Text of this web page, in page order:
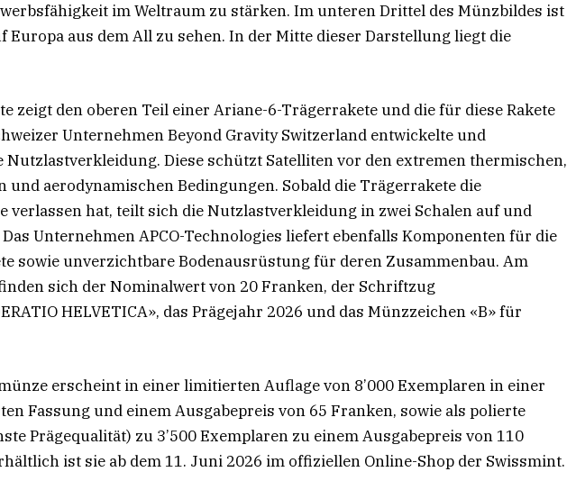
im Weltraum zu stärken. Im unteren Drittel des Münzbildes ist
Europa aus dem All zu sehen. In der Mitte dieser Darstellung liegt die
zeigt den oberen Teil einer Ariane-6-Trägerrakete und die für diese Rakete
Unternehmen Beyond Gravity Switzerland entwickelte und
Nutzlastverkleidung. Diese schützt Satelliten vor den extremen thermischen,
und aerodynamischen Bedingungen. Sobald die Trägerrakete die
verlassen hat, teilt sich die Nutzlastverkleidung in zwei Schalen auf und
Unternehmen APCO-Technologies liefert ebenfalls Komponenten für die
sowie unverzichtbare Bodenausrüstung für deren Zusammenbau. Am
sich der Nominalwert von 20 Franken, der Schriftzug
HELVETICA», das Prägejahr 2026 und das Münzzeichen «B» für
erscheint in einer limitierten Auflage von 8’000 Exemplaren in einer
Fassung und einem Ausgabepreis von 65 Franken, sowie als polierte
Prägequalität) zu 3’500 Exemplaren zu einem Ausgabepreis von 110
ist sie ab dem 11. Juni 2026 im offiziellen Online-Shop der Swissmint.